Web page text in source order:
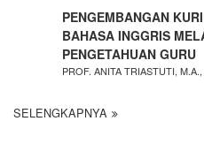
PENGEMBANGAN
BAHASA INGGRIS
PENGETAHUAN GURU
PROF. ANITA TRIASTUTI,
SELENGKAPNYA